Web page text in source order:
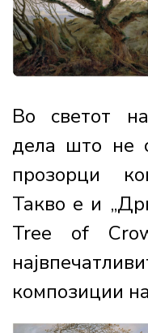
Во светот
дела што не
прозорци
Такво е и
Tree of
композиции